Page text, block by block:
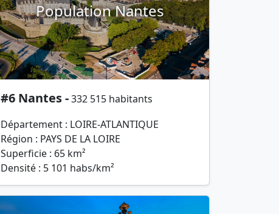
Population Nantes
#6 Nantes -332 515 habitants
Département : LOIRE-ATLANTIQUE
Région : PAYS DE LA LOIRE
Superficie : 65 km²
Densité : 5 101 habs/km²